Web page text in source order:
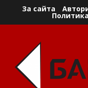
За сайта